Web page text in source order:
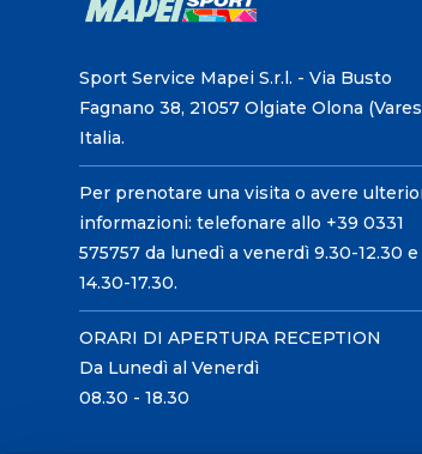
Sport Service Mapei S.r.l. - Via Busto
Fagnano 38, 21057 Olgiate Olona
Italia.
Per prenotare una visita o avere
informazioni: telefonare allo +39 0331
575757 da lunedì a venerdì 9.30-12.30 e
14.30-17.30.
ORARI DI APERTURA RECEPTION
Da Lunedì al Venerdì
08.30 - 18.30